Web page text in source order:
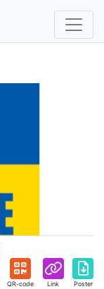
QR-code Link Poster